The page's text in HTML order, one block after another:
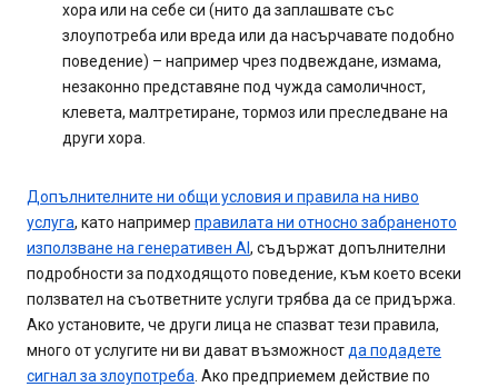
хора или на себе си (нито да заплашвате със
злоупотреба или вреда или да насърчавате подобно
поведение) – например чрез подвеждане, измама,
незаконно представяне под чужда самоличност,
клевета, малтретиране, тормоз или преследване на
други хора.
Допълнителните ни общи условия и правила на ниво
услуга, като например правилата ни относно забраненото
използване на генеративен AI, съдържат допълнителни
подробности за подходящото поведение, към което всеки
ползвател на съответните услуги трябва да се придържа.
Ако установите, че други лица не спазват тези правила,
много от услугите ни ви дават възможностда подадете
сигнал за злоупотреба. Ако предприемем действие по